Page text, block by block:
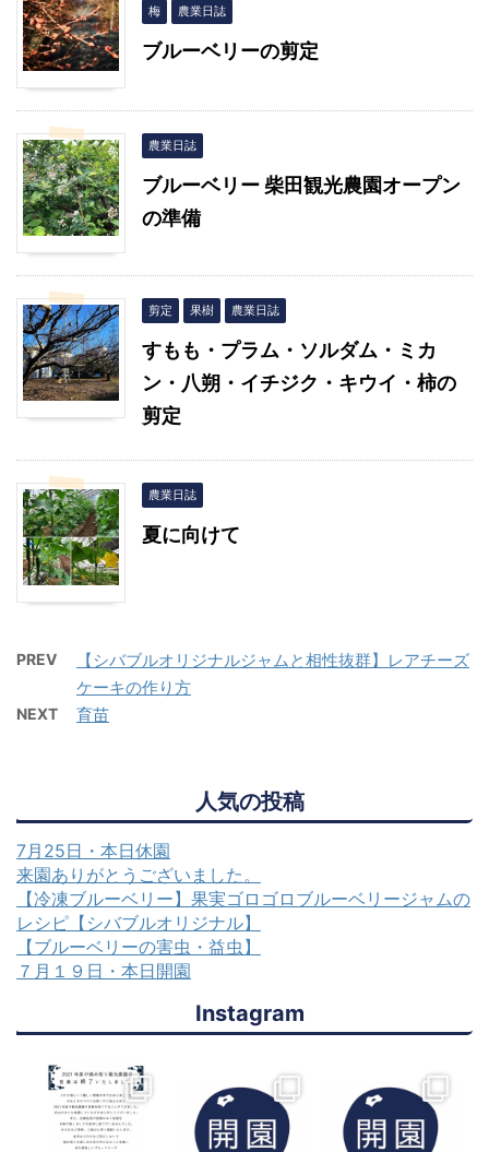
梅
農業日誌
ブルーベリーの剪定
農業日誌
ブルーベリー 柴田観光農園オープン
の準備
剪定 果樹 農業日誌
すもも・プラム・ソルダム・ミカ
ン・八朔・イチジク・キウイ・柿の
剪定
農業日誌
夏に向けて
PREV
【シバブルオリジナルジャムと相性抜群】レアチーズ
ケーキの作り方
NEXT 育苗
人気の投稿
7月25日・本日休園
来園ありがとうございました。
【冷凍ブルーベリー】果実ゴロゴロブルーベリージャムの
レシピ【シバブルオリジナル】
【ブルーベリーの害虫・益虫】
７月１９日・本日開園
Instagram